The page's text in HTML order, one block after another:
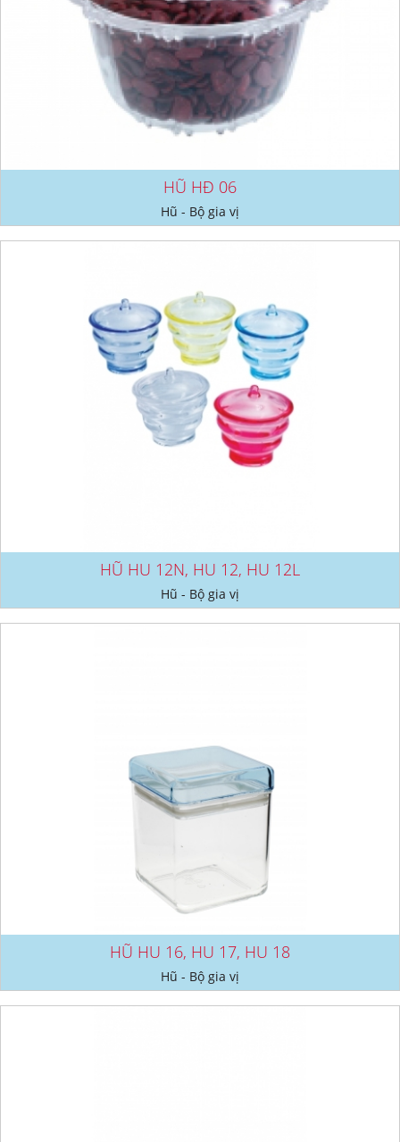
HŨ HĐ 06
Hũ - Bộ gia vị
HŨ HU 12N, HU 12, HU 12L
Hũ - Bộ gia vị
HŨ HU 16, HU 17, HU 18
Hũ - Bộ gia vị